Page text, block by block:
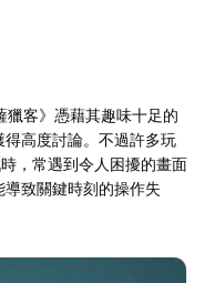
客》憑藉其趣味十足的
高度討論。不過許多玩
，常遇到令人困擾的畫面
致關鍵時刻的操作失